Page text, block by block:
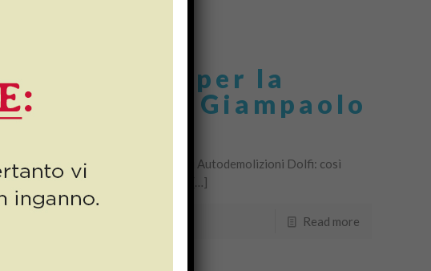
che festa per la
del libro su Giampaolo
nella piccola grande storia di Autodemolizioni Dolfi: così
sui 70 anni della nostra azienda, […]
Read more